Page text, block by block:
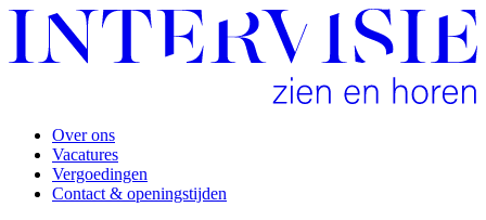
Over ons
Vacatures
Vergoedingen
Contact & openingstijden